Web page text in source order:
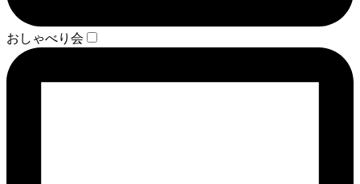
おしゃべり会